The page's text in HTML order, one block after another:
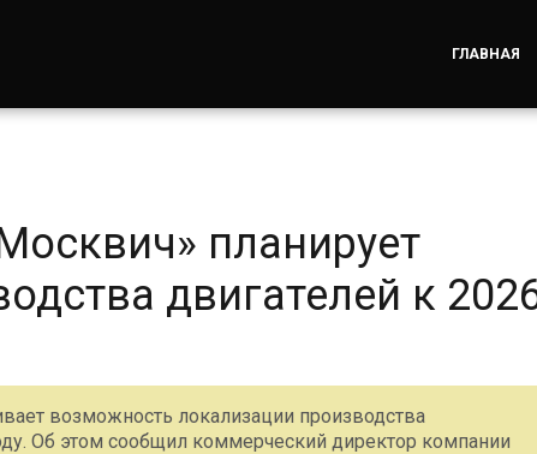
ГЛАВНАЯ
планирует
двигателей к
возможность локализации производства
Об этом сообщил коммерческий директор компании